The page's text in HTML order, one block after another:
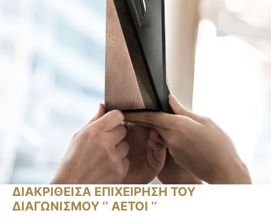
ΔΙΑΚΡΙΘΕΙΣΑ ΕΠΙΧΕΙΡΗΣΗ ΤΟΥ
ΔΙΑΓΩΝΙΣΜΟΥ ‘’ ΑΕΤΟΙ ‘’